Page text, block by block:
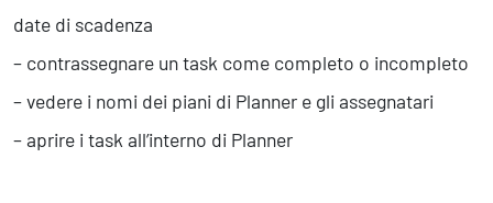
date di scadenza
– contrassegnare un task come completo o incompleto
– vedere i nomi dei piani di Planner e gli assegnatari
– aprire i task all’interno di Planner